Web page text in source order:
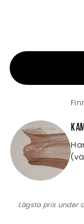
Lägsta pris under